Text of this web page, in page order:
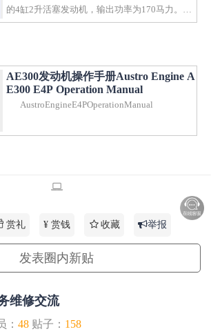
的4缸2升活塞发动机，输出功率为170马力。AE
AE300发动机操作手册Austro Engine A
E300 E4P Operation Manual
AustroEngineE4POperationManual
赏礼 ¥ 赏钱 收藏 举报
发表圈内新贴
维修交流
： 48 贴子： 158